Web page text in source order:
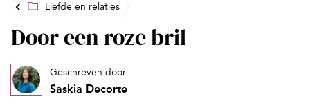
Liefde en relaties
Door een roze bril
Geschreven door
Saskia Decorte